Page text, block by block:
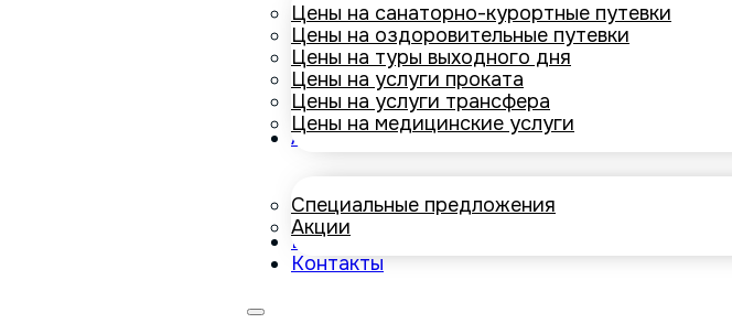
Цены на санаторно-курортные путевки
Цены на оздоровительные путевки
Цены на туры выходного дня
Цены на услуги проката
Цены на услуги трансфера
Цены на медицинские услуги
Акции
Специальные предложения
Акции
Бронирование
Контакты